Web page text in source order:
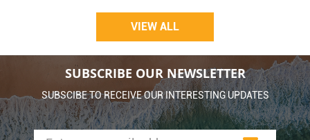
VIEW ALL
SUBSCRIBE OUR NEWSLETTER
SUBSCIBE TO RECEIVE OUR INTERESTING UPDATES